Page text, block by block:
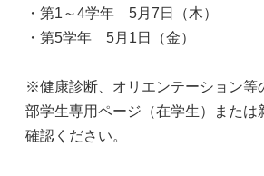
・第1～4学年 5月7日（木）
・第5学年 5月1日（金）
※健康診断、オリエンテーション等
部学生専用ページ（在学生）または
確認ください。